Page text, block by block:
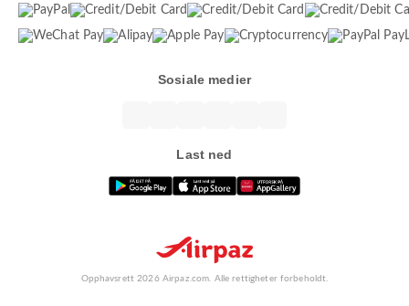
Sosiale medier
Last ned
Opphavsrett 2026 Airpaz.com. Alle rettigheter forbeholdt.